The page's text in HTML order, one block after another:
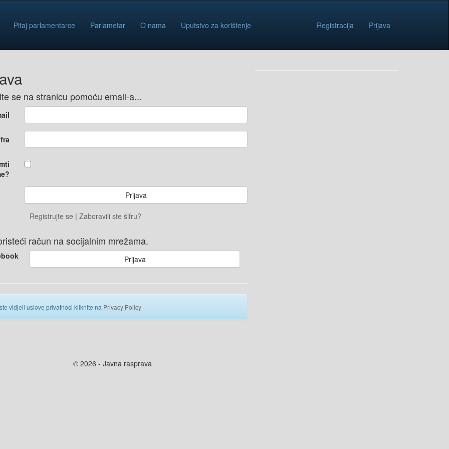
Pitaj parlamentarce Parlametar O nama Uputstvo za korištenje Registracija Prijava
se na stranicu pomoću email-a...
Registrujte se | Zaboravili ste šifru?
račun na socijalnim mrežama.
Prijava
vidjeli uslove privatnosi kliknite na Privacy Policy
© 2026 - Javna rasprava